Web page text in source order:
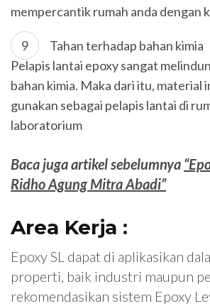
mempercantik rumah anda dengan
Tahan terhadap bahan kimia
Pelapis lantai epoxy sangat
bahan kimia. Maka dari itu, material
gunakan sebagai pelapis lantai di
laboratorium
Baca juga artikel sebelumnya
Ridho Agung Mitra Abadi”
Area Kerja :
Epoxy SL dapat di aplikasikan
properti, baik industri maupun
rekomendasikan sistem Epoxy